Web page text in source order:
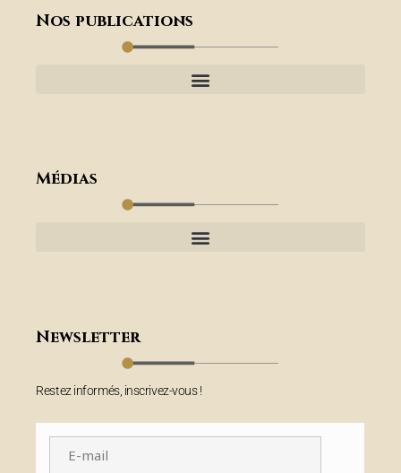
Nos publications
Médias
Newsletter
Restez informés, inscrivez-vous !